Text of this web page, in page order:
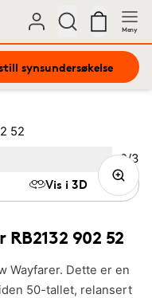
Meny
synsundersøkelse
52
902 52
Wayfarer. Dette er en
50-tallet, relansert
Vis i 3D
Bilde
2/3
3